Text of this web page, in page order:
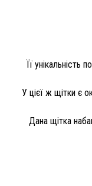
Її унікальність
У цієї ж щітки є
Дана щітка